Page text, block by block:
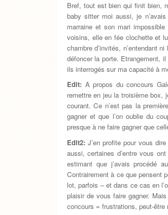
Bref, tout est bien qui finit bien,
baby sitter moi aussi, je
marraine et son mari
voisins, elle en fée clochette et
chambre d’invités, n’entendant
défoncer la porte. Etrangement,
ils interrogés sur ma capacité à
Edit: A propos du concours
remettre en jeu la troisième box,
courant. Ce n’est pas la
gagner et que l’on oublie du
presque à ne faire gagner que
Edit2: J’en profite pour vous
aussi, certaines d’entre vous
estimant que j’avais procédé
Contrairement à ce que pensent
lot, parfois – et dans ce cas en
plaisir de vous faire gagner.
concours = frustrations, peut-